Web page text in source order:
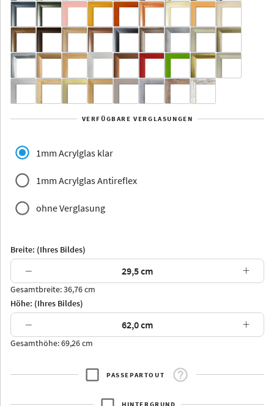
Aluminium
Yukon Alaska
Jersey Dauphine
Arran Luzern
Thurgau
VERFÜGBARE VERGLASUNGEN
1mm Acrylglas klar
1mm Acrylglas Antireflex
ohne Verglasung
Breite: (Ihres Bildes)
− +
Gesamtbreite: 36,76 cm
Höhe: (Ihres Bildes)
− +
Gesamthöhe: 69,26 cm
PASSEPARTOUT